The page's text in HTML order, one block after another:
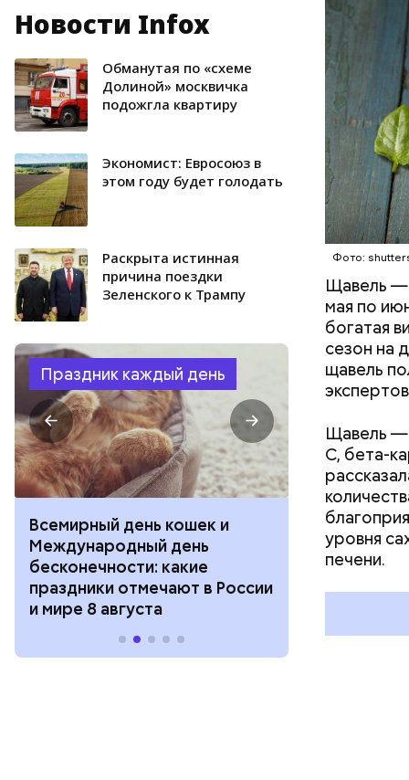
Новости Infox
Обманутая по «схеме
Долиной» москвичка
подожгла квартиру
Экономист: Евросоюз в
этом году будет голодать
Раскрыта истинная
причина поездки
Зеленского к Трампу
Праздник каждый день
Всемирный день кошек и
Международный день
бесконечности: какие
праздники отмечают в России
и мире 8 августа
День
холостяка:
отмечают в
Фото:
Щавель —
мая по
богатая
сезон на
щавель
Щавель —
С, бета-
уровня
печени.
ЗДОРОВЬЕ